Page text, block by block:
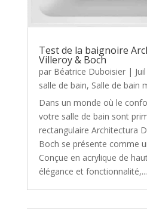
Test de la baignoire
Villeroy & Boch
par Béatrice Duboisier|
salle de bain, Salle de bain
Dans un monde où le
votre salle de bain sont
rectangulaire Architectura
Boch se présente comme
Conçue en acrylique de
élégance et fonctionnalité,...